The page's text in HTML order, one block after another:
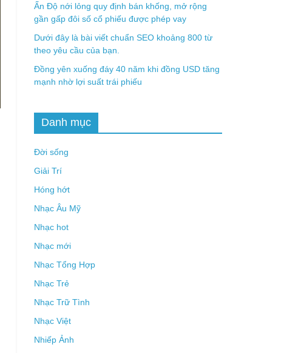
Ấn Độ nới lỏng quy định bán khống, mở rộng
gần gấp đôi số cổ phiếu được phép vay
Dưới đây là bài viết chuẩn SEO khoảng 800 từ
theo yêu cầu của bạn.
Đồng yên xuống đáy 40 năm khi đồng USD tăng
mạnh nhờ lợi suất trái phiếu
Danh mục
Đời sống
Giải Trí
Hóng hớt
Nhạc Âu Mỹ
Nhạc hot
Nhạc mới
Nhạc Tổng Hợp
Nhạc Trẻ
Nhạc Trữ Tình
Nhạc Việt
Nhiếp Ảnh